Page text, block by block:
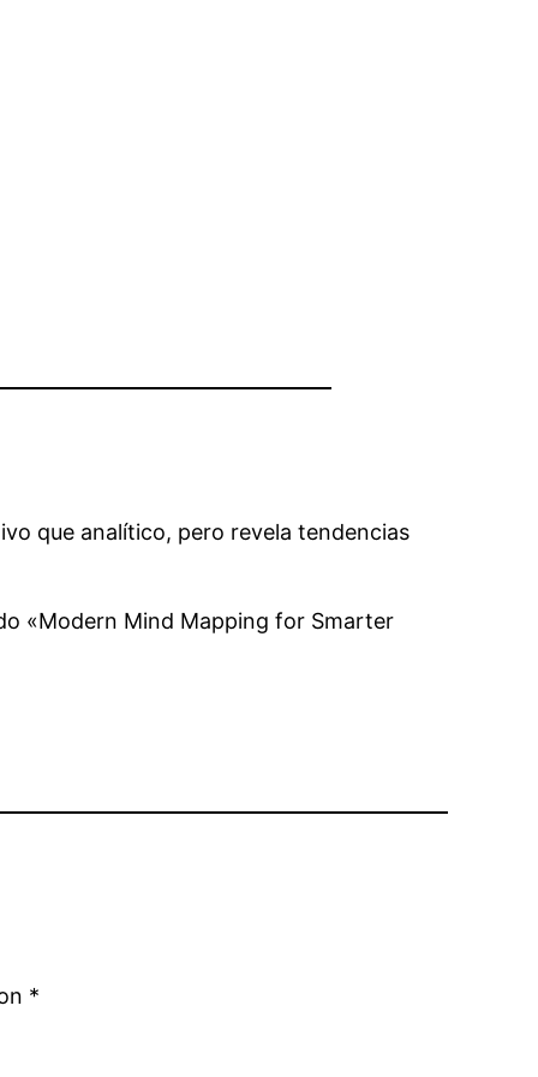
que analítico, pero revela tendencias
«Modern Mind Mapping for Smarter
*